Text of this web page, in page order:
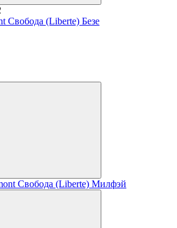
Свобода (Liberte) Безе